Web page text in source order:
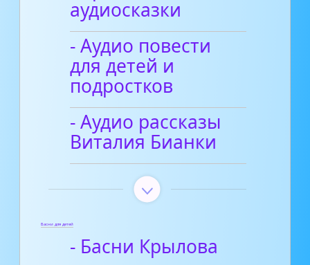
аудиосказки
- Аудио повести
для детей и
подростков
- Аудио рассказы
Виталия Бианки
Басни для детей
- Басни Крылова